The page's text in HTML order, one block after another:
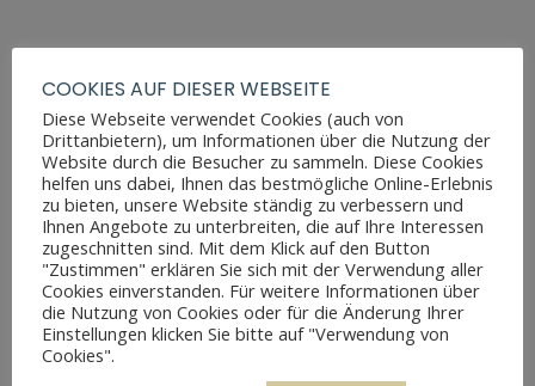
COOKIES AUF DIESER WEBSEITE
Diese Webseite verwendet Cookies (auch von
Drittanbietern), um Informationen über die Nutzung der
Website durch die Besucher zu sammeln. Diese Cookies
helfen uns dabei, Ihnen das bestmögliche Online-Erlebnis
zu bieten, unsere Website ständig zu verbessern und
Ihnen Angebote zu unterbreiten, die auf Ihre Interessen
zugeschnitten sind. Mit dem Klick auf den Button
"Zustimmen" erklären Sie sich mit der Verwendung aller
Cookies einverstanden. Für weitere Informationen über
die Nutzung von Cookies oder für die Änderung Ihrer
Einstellungen klicken Sie bitte auf "Verwendung von
Cookies".